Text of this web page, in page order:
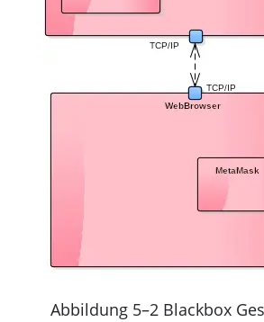
Abbildung 5–2 Blackbox